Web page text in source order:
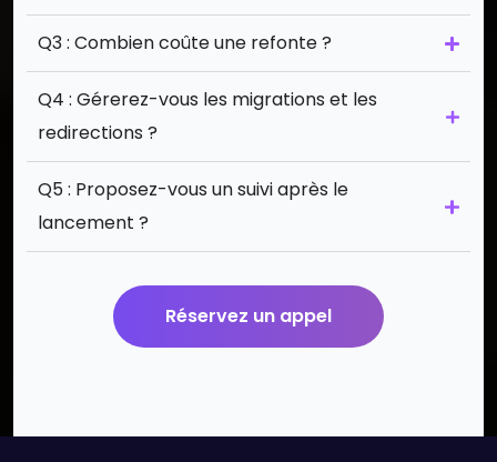
Q3 : Combien coûte une refonte ?
Q4 : Gérerez-vous les migrations et les
redirections ?
Q5 : Proposez-vous un suivi après le
lancement ?
Réservez un appel